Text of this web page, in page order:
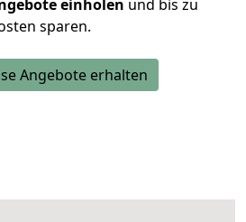
einholen und bis zu
sparen.
Angebote erhalten